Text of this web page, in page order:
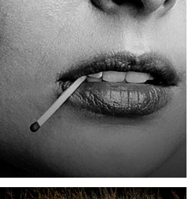
Lighting a whole shoot
a Siros 800.